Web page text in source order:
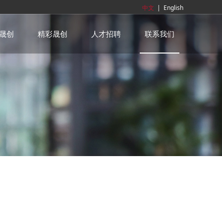
中文 | English
创 精彩晟创 人才招聘 联系我们